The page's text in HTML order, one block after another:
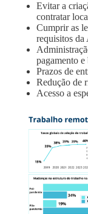
Evitar a
contratar
Cumprir as
requisitos da
pagamento
Prazos de
Redução de
Acesso a